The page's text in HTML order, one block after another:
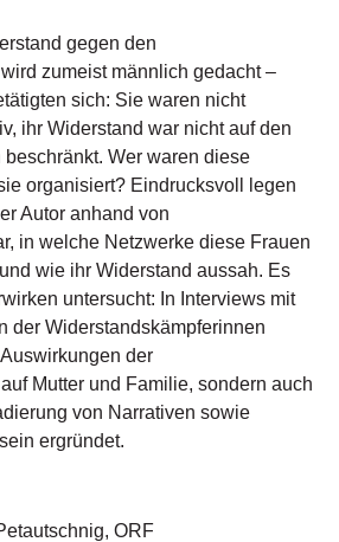
gegen den
zumeist männlich gedacht –
sich: Sie waren nicht
ihr Widerstand war nicht auf den
Wer waren diese
organisiert? Eindrucksvoll legen
Autor anhand von
in welche Netzwerke diese Frauen
wie ihr Widerstand aussah. Es
untersucht: In Interviews mit
der Widerstandskämpferinnen
der
Mutter und Familie, sondern auch
von Narrativen sowie
ergründet.
ORF